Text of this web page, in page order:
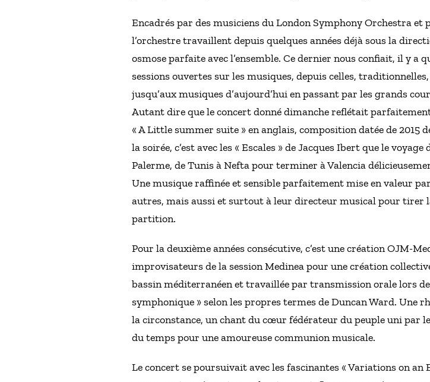
Encadrés par des musiciens du London Symphony Orchestra et
l’orchestre travaillent depuis quelques années déjà sous la
osmose parfaite avec l’ensemble. Ce dernier nous confiait, il y a
sessions ouvertes sur les musiques, depuis celles,
jusqu’aux musiques d’aujourd’hui en passant par les grands
Autant dire que le concert donné dimanche reflétait parfaitement
« A Little summer suite » en anglais, composition datée de 2015
la soirée, c’est avec les « Escales » de Jacques Ibert que le
Palerme, de Tunis à Nefta pour terminer à Valencia
Une musique raffinée et sensible parfaitement mise en valeur
autres, mais aussi et surtout à leur directeur musical pour tirer
partition.
Pour la deuxième années consécutive, c’est une création OJM-
improvisateurs de la session Medinea pour une création
bassin méditerranéen et travaillée par transmission orale lors
symphonique » selon les propres termes de Duncan Ward. Une
la circonstance, un chant du cœur fédérateur du peuple uni par
du temps pour une amoureuse communion musicale.
Le concert se poursuivait avec les fascinantes « Variations on